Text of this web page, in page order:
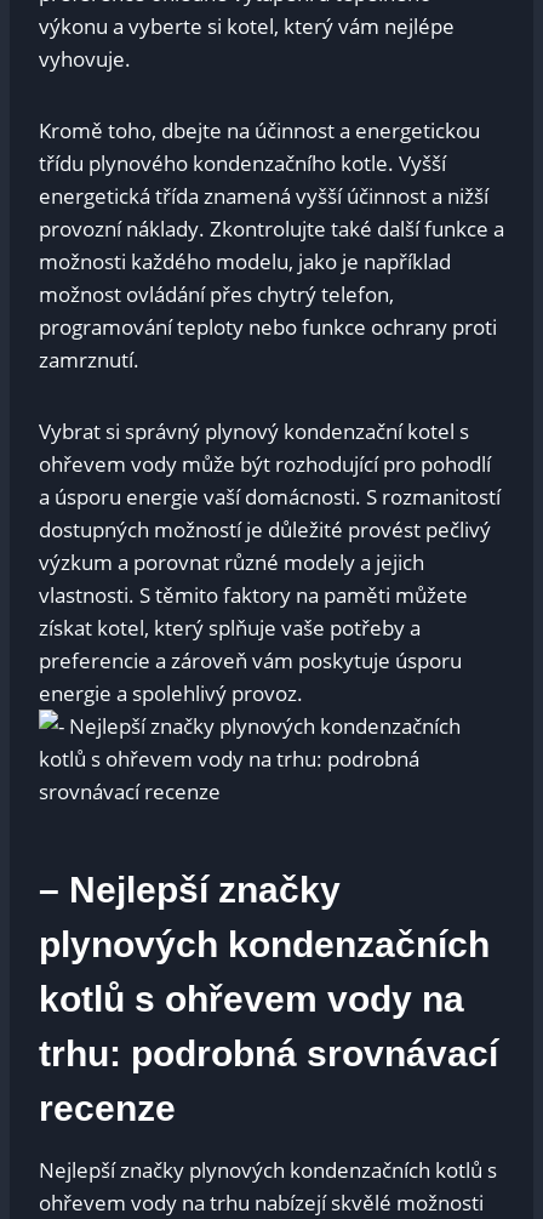
výkonu a vyberte si kotel, který vám nejlépe
vyhovuje.
Kromě toho, dbejte na účinnost a energetickou
třídu plynového kondenzačního kotle. Vyšší
energetická třída znamená vyšší účinnost a nižší
provozní náklady. Zkontrolujte také další funkce a
možnosti každého modelu, jako je například
možnost ovládání přes chytrý telefon,
programování teploty nebo funkce ochrany proti
zamrznutí.
Vybrat si správný plynový kondenzační kotel s
ohřevem vody může být rozhodující pro pohodlí
a úsporu energie vaší domácnosti. S rozmanitostí
dostupných možností je důležité provést pečlivý
výzkum a porovnat různé modely a jejich
vlastnosti. S těmito faktory na paměti můžete
získat kotel, který splňuje vaše potřeby a
preferencie a zároveň vám poskytuje úsporu
energie a spolehlivý provoz.
– Nejlepší značky
plynových kondenzačních
kotlů s ohřevem vody na
trhu: podrobná srovnávací
recenze
Nejlepší značky plynových kondenzačních kotlů s
ohřevem vody na trhu nabízejí skvělé možnosti